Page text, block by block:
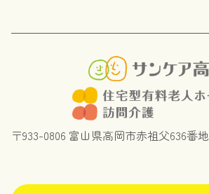
〒933-0806 富山県高岡市赤祖父636番地